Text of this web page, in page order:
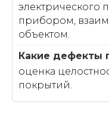
электрического
прибором,
объектом.
оценка
покрытий.